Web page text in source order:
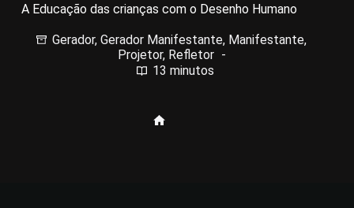
A Educação das crianças com o Desenho Humano
Gerador,Gerador Manifestante, Manifestante,
Projetor, Refletor
13 minutos